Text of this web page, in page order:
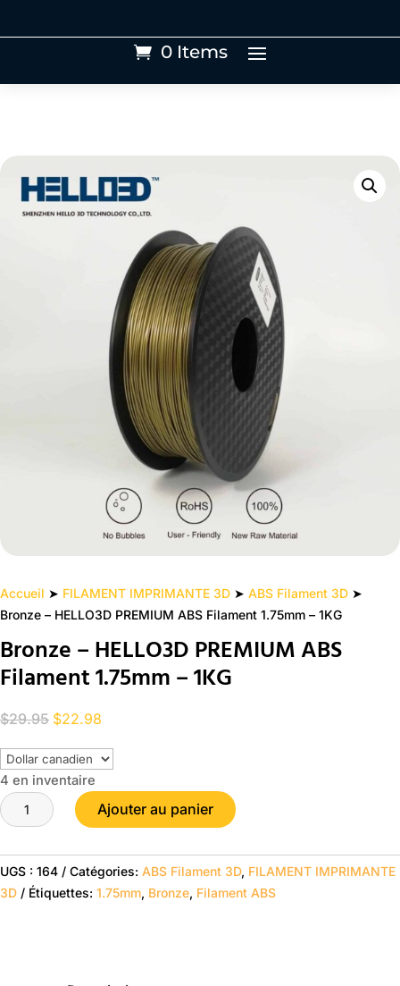
0 Items
Accueil ➤ FILAMENT IMPRIMANTE 3D ➤ ABS Filament 3D ➤
Bronze – HELLO3D PREMIUM ABS Filament 1.75mm – 1KG
Bronze – HELLO3D PREMIUM ABS
Filament 1.75mm – 1KG
$29.95 Le
initial
était :
$29.95.
$22.98
actuel
$22.98.
4 en inventaire
quantité
de
-
HELLO3D
Ajouter au panier
UGS : 164 Catégories: ABS Filament 3D, FILAMENT IMPRIMANTE
3D
Étiquettes: 1.75mm, Bronze, Filament ABS